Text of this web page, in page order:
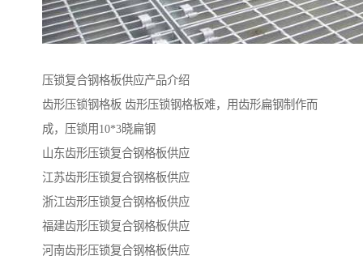
压锁复合钢格板供应产品介绍
齿形压锁钢格板 齿形压锁钢格板难，用齿形扁钢制作而
成，压锁用10*3晓扁钢
山东齿形压锁复合钢格板供应
江苏齿形压锁复合钢格板供应
浙江齿形压锁复合钢格板供应
福建齿形压锁复合钢格板供应
河南齿形压锁复合钢格板供应